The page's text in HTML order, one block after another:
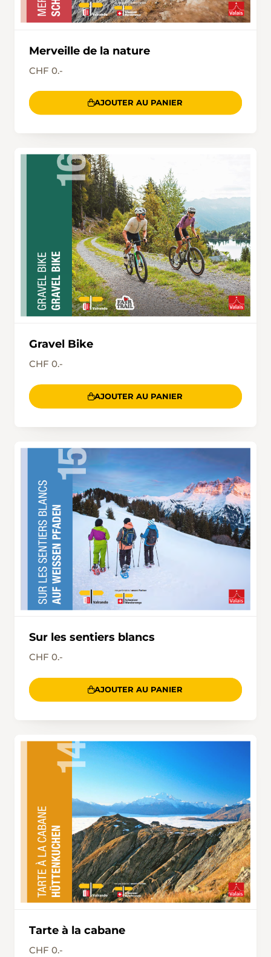
Merveille de la nature
CHF 0.-
AJOUTER AU PANIER
Gravel Bike
CHF 0.-
AJOUTER AU PANIER
Sur les sentiers blancs
CHF 0.-
AJOUTER AU PANIER
Tarte à la cabane
CHF 0.-